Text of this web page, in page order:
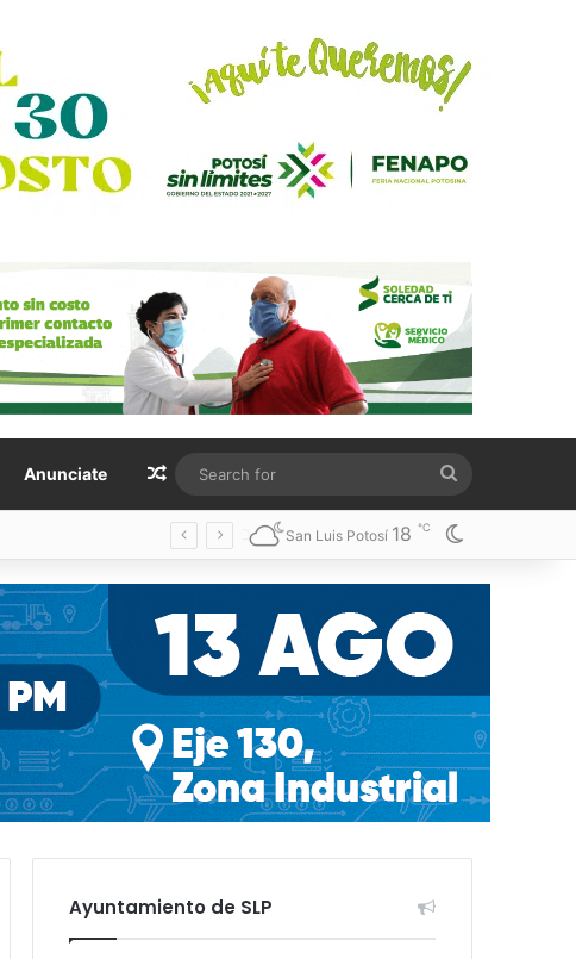
Anunciate Random Article
for
San Luis Potosí 18 ℃
Ayuntamiento de SLP